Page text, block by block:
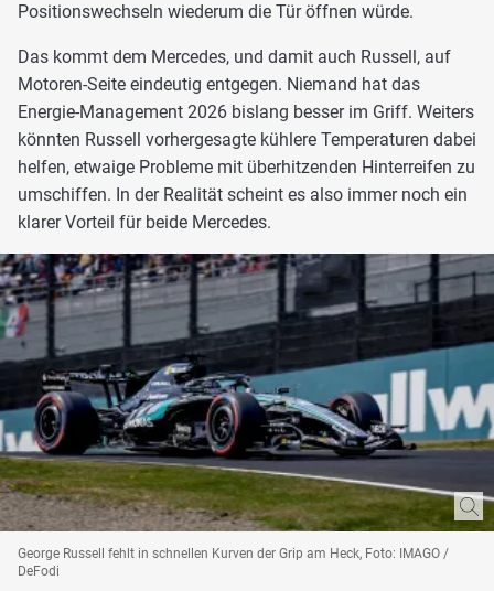
Positionswechseln wiederum die Tür öffnen würde.
Das kommt dem Mercedes, und damit auch Russell, auf
Motoren-Seite eindeutig entgegen. Niemand hat das
Energie-Management 2026 bislang besser im Griff. Weiters
könnten Russell vorhergesagte kühlere Temperaturen dabei
helfen, etwaige Probleme mit überhitzenden Hinterreifen zu
umschiffen. In der Realität scheint es also immer noch ein
klarer Vorteil für beide Mercedes.
George Russell fehlt in schnellen Kurven der Grip am Heck, Foto: IMAGO /
DeFodi